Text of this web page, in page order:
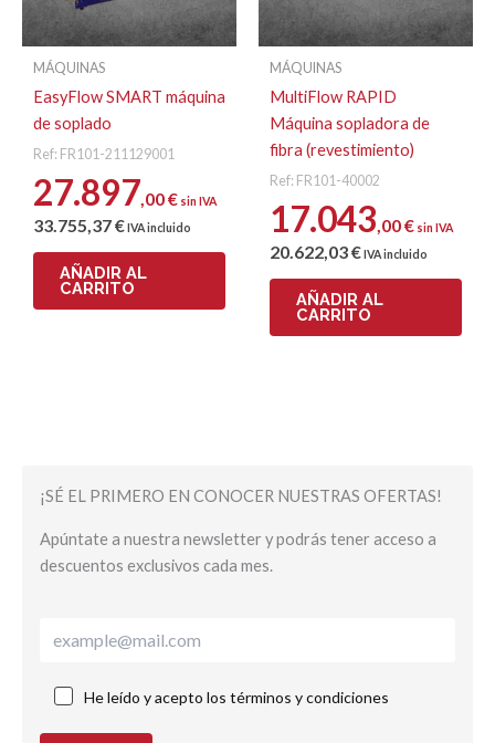
MÁQUINAS
EasyFlow SMART máquina
de soplado
Ref: FR101-211129001
27.897 ,00€ sin IVA
33.755 ,37€IVA incluido
AÑADIR AL
CARRITO
MÁQUINAS
MultiFlow RAPID
Máquina sopladora de
fibra (revestimiento)
Ref: FR101-40002
17.043 ,00€ sin IVA
20.622 ,03€IVA incluido
AÑADIR AL
CARRITO
¡SÉ EL PRIMERO EN CONOCER NUESTRAS OFERTAS!
Apúntate a nuestra newsletter y podrás tener acceso a
descuentos exclusivos cada mes.
He leído y acepto los términos y condiciones